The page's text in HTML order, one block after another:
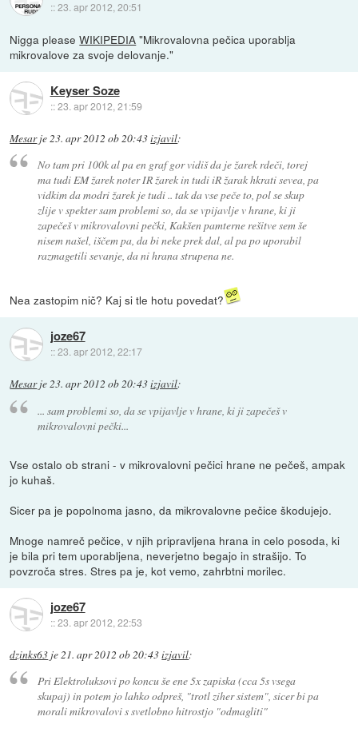
::23. apr 2012, 20:51
Nigga pleaseWIKIPEDIA "Mikrovalovna pečica uporablja
mikrovalove za svoje delovanje."
Keyser Soze
::23. apr 2012, 21:59
Mesarje23. apr 2012 ob 20:43izjavil:
No tam pri 100k al pa en graf gor vidiš da je žarek rdeči, torej
ma tudi EM žarek noter IR žarek in tudi iR žarak hkrati sevea, pa
vidkim da modri žarek je tudi .. tak da vse peče to, pol se skup
zlije v spekter sam problemi so, da se vpijavlje v hrane, ki ji
zapečeš v mikrovalovni pečki, Kakšen pamterne rešitve sem še
nisem našel, iščem pa, da bi neke prek dal, al pa po uporabil
razmagetili sevanje, da ni hrana strupena ne.
Nea zastopim nič? Kaj si tle hotu povedat?
joze67
::23. apr 2012, 22:17
Mesarje23. apr 2012 ob 20:43izjavil:
... sam problemi so, da se vpijavlje v hrane, ki ji zapečeš v
mikrovalovni pečki...
Vse ostalo ob strani - v mikrovalovni pečici hrane ne pečeš, ampak
jo kuhaš.
Sicer pa je popolnoma jasno, da mikrovalovne pečice škodujejo.
Mnoge namreč pečice, v njih pripravljena hrana in celo posoda, ki
je bila pri tem uporabljena, neverjetno begajo in strašijo. To
povzroča stres. Stres pa je, kot vemo, zahrbtni morilec.
joze67
::23. apr 2012, 22:53
dzinks63 je21. apr 2012 ob 20:43izjavil:
Pri Elektroluksovi po koncu še ene 5x zapiska (cca 5s vsega
skupaj) in potem jo lahko odpreš, "trotl ziher sistem", sicer bi pa
morali mikrovalovi s svetlobno hitrostjo "odmagliti"